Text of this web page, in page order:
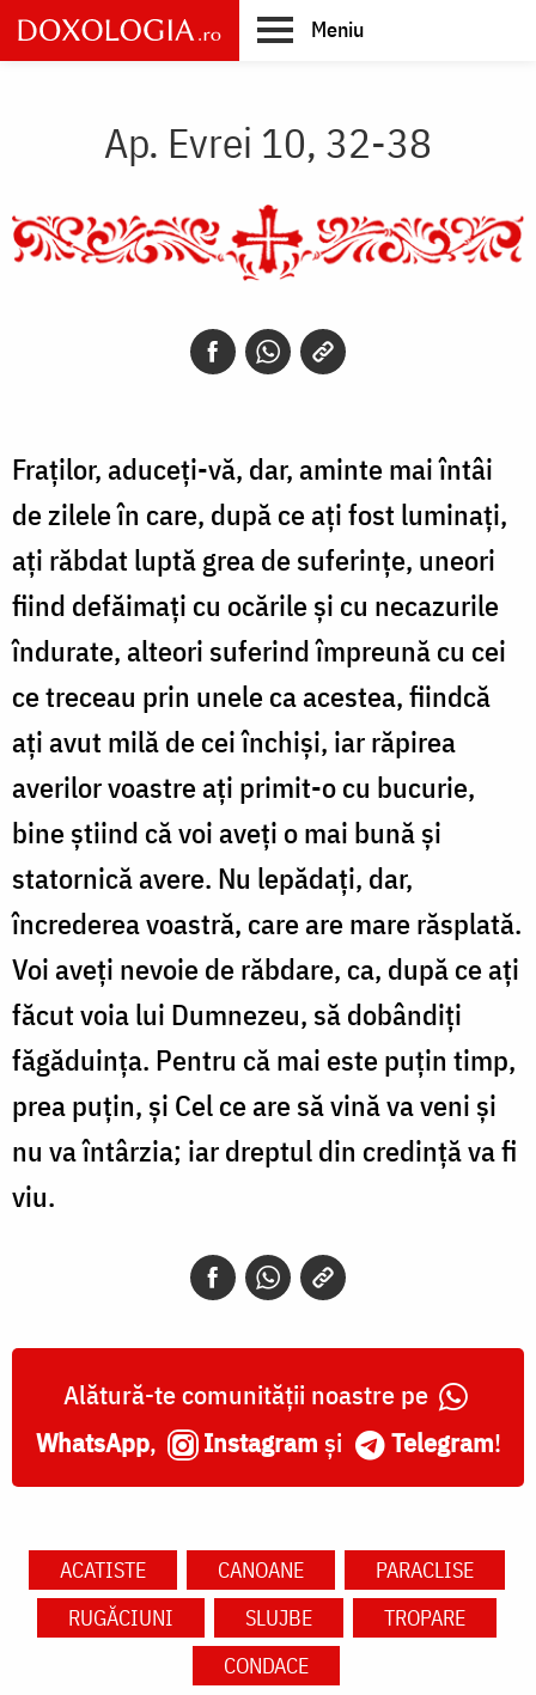
Skip
to
main
Meniu
Ap. Evrei 10, 32-38
Fraților, aduceți-vă, dar, aminte mai întâi
de zilele în care, după ce ați fost luminați,
ați răbdat luptă grea de suferințe, uneori
fiind defăimați cu ocările și cu necazurile
îndurate, alteori suferind împreună cu cei
ce treceau prin unele ca acestea, fiindcă
ați avut milă de cei închiși, iar răpirea
averilor voastre ați primit-o cu bucurie,
bine știind că voi aveți o mai bună și
statornică avere. Nu lepădați, dar,
încrederea voastră, care are mare răsplată.
Voi aveți nevoie de răbdare, ca, după ce ați
făcut voia lui Dumnezeu, să dobândiți
făgăduința. Pentru că mai este puțin timp,
prea puțin, și Cel ce are să vină va veni și
nu va întârzia; iar dreptul din credință va fi
viu.
Alătură-te comunității noastre pe
WhatsApp, Instagram și Telegram!
ACATISTE CANOANE
PARACLISE
RUGĂCIUNI
SLUJBE
TROPARE
CONDACE